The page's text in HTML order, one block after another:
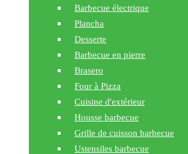
Barbecue électrique
Plancha
Desserte
Barbecue en pierre
Brasero
Four à Pizza
Cuisine d'extérieur
Housse barbecue
Grille de cuisson barbecue
Ustensiles barbecue